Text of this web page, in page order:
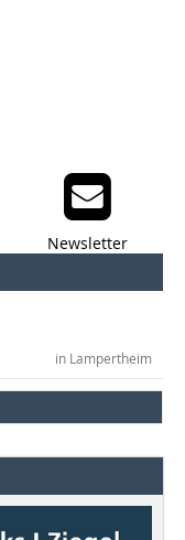
Newsletter
in Lampertheim